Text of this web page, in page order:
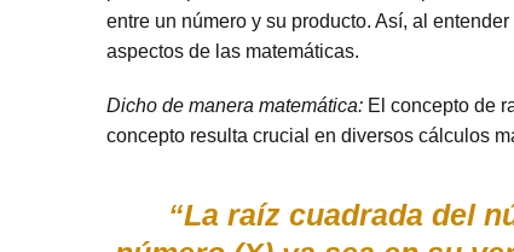
entre un número y su producto. Así, al
aspectos de las matemáticas.
Dicho de manera matemática: El concepto de
concepto resulta crucial en diversos cálculos
“La raíz cuadrada del